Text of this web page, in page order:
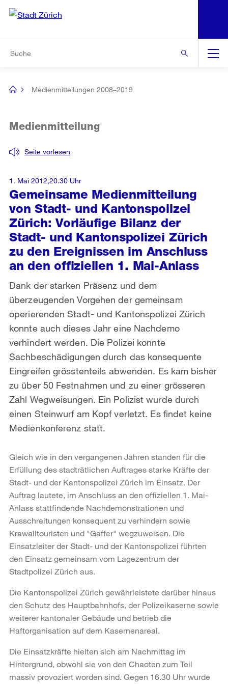
Navigation
[no
Medienmitteilungen 2008–2019
Gemeinsame Medienmitteilung
von Stadt- und Kantonspolizei
Zürich: Vorläufige Bilanz der
Stadt- und Kantonspolizei Zürich
zu den Ereignissen im Anschluss
an den offiziellen 1. Mai-Anlass
Seite vorlesen
Medienmitteilung
Dank der starken Präsenz und dem
überzeugenden Vorgehen der gemeinsam
operierenden Stadt- und Kantonspolizei Zürich
konnte auch dieses Jahr eine Nachdemo
verhindert werden. Die Polizei konnte
Sachbeschädigungen durch das konsequente
Eingreifen grösstenteils abwenden. Es kam bisher
zu über 50 Festnahmen und zu einer grösseren
Zahl Wegweisungen. Ein Polizist wurde durch
einen Steinwurf am Kopf verletzt. Es findet keine
Medienkonferenz statt.
1. Mai 2012,20.30 Uhr
Gleich wie in den vergangenen Jahren standen für die
Erfüllung des stadträtlichen Auftrages starke Kräfte der
Stadt- und der Kantonspolizei Zürich im Einsatz. Der
Auftrag lautete, im Anschluss an den offiziellen 1. Mai-
Anlass stattfindende Nachdemonstrationen und
Ausschreitungen konsequent zu verhindern sowie
Krawalltouristen und "Gaffer" wegzuweisen. Die
Einsatzleiter der Stadt- und der Kantonspolizei führten
den Einsatz gemeinsam vom Lagezentrum der
Stadtpolizei Zürich aus.
Die Kantonspolizei Zürich gewährleistete darüber hinaus
den Schutz des Hauptbahnhofs, der Polizeikaserne sowie
weiterer kantonaler Gebäude und betrieb die
Haftorganisation auf dem Kasernenareal.
Die Einsatzkräfte hielten sich am Nachmittag im
Hintergrund, obwohl sie von den Chaoten zum Teil
massiv provoziert worden sind. Gegen 16.30 Uhr wurde